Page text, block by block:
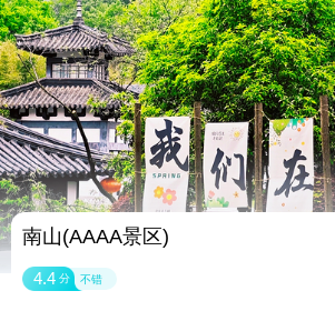
南山(AAAA景区)
4.4 分 不错
